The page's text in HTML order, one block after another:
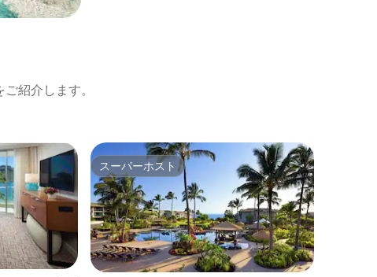
紹介します。
スーパーホスト
スーパーホスト